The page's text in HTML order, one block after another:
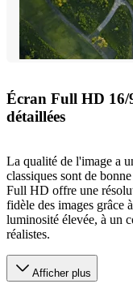
Écran Full HD 16/
détaillées
La qualité de l'image a
classiques sont de
Full HD offre une
fidèle des images grâce
luminosité élevée, à un
réalistes.
Afficher plus